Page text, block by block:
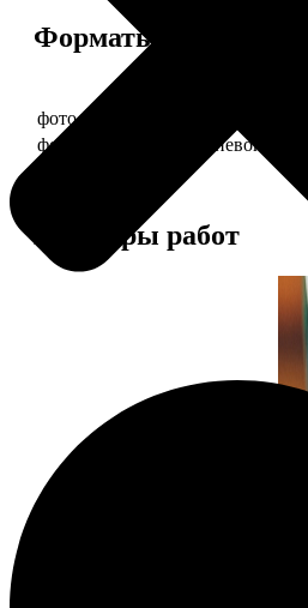
Форматы и цены
фото 30х40 в деревянной рамке
фото 30х40 в алюминиевой рамке
Примеры работ